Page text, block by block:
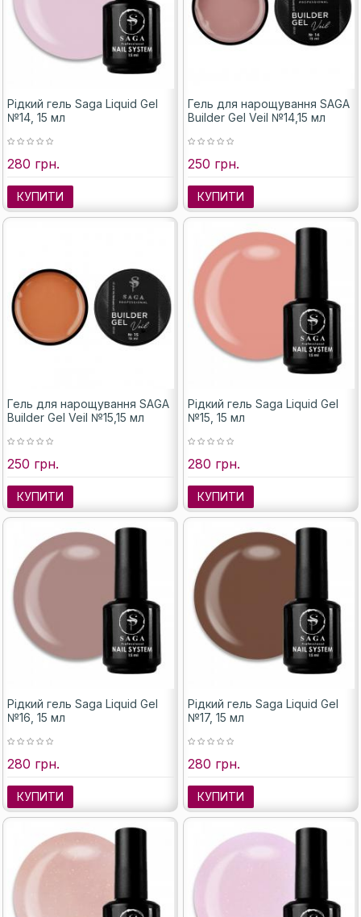
Рідкий гель Saga Liquid Gel
№14, 15 мл
280 грн.
КУПИТИ
Гель для нарощування SAGA
Builder Gel Veil №14,15 мл
250 грн.
КУПИТИ
Гель для нарощування SAGA
Builder Gel Veil №15,15 мл
250 грн.
КУПИТИ
Рідкий гель Saga Liquid Gel
№15, 15 мл
280 грн.
КУПИТИ
Рідкий гель Saga Liquid Gel
№16, 15 мл
280 грн.
КУПИТИ
Рідкий гель Saga Liquid Gel
№17, 15 мл
280 грн.
КУПИТИ